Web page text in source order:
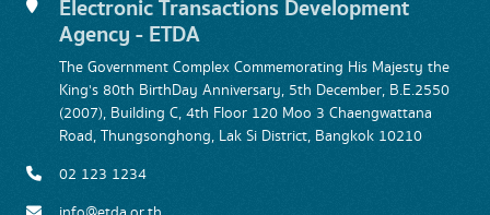
Electronic Transactions Development
Agency - ETDA
The Government Complex Commemorating His Majesty the
King's 80th BirthDay Anniversary, 5th December, B.E.2550
(2007), Building C, 4th Floor 120 Moo 3 Chaengwattana
Road, Thungsonghong, Lak Si District, Bangkok 10210
02 123 1234